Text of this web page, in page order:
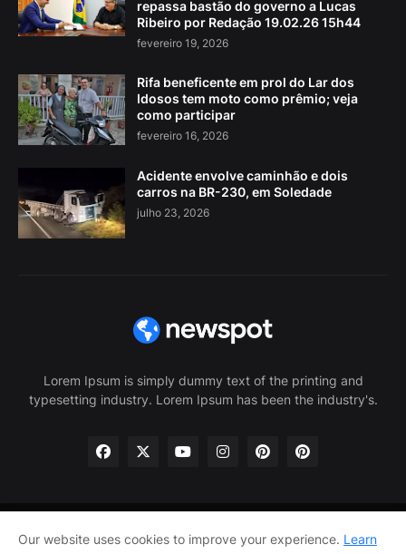
repassa bastão do governo a Lucas
Ribeiro por Redação 19.02.26 15h44
fevereiro 19, 2026
Rifa beneficente em prol do Lar dos
Idosos tem moto como prêmio; veja
como participar
fevereiro 16, 2026
Acidente envolve caminhão e dois
carros na BR-230, em Soledade
julho 23, 2026
Lorem Ipsum is simply dummy text of the printing and
typesetting industry. Lorem Ipsum has been the industry's.
Home About Us Privacy Policy
Contact Us
Our website uses cookies to improve your experience. Learn